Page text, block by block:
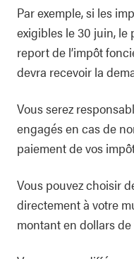
Par exemple, si les
exigibles le 30 juin,
report de l’impôt
devra recevoir la
Vous serez
engagés en cas de
paiement de vos
Vous pouvez choisir
directement à votre
montant en dollars